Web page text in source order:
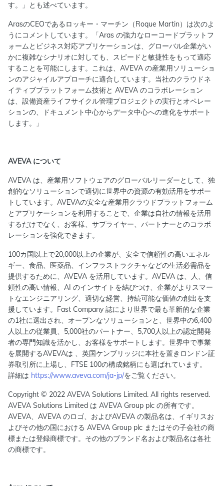
す。」とも述べています。
ArasのCEOであるロッキー・マーチン（Roque Martin）は次のよ
うにコメントしています。「Aras の強力なローコードプラットフ
ォームとビジネス対応アプリケーションは、グローバル企業がい
かに複雑なシナリオに対しても、スピードと敏捷性をもって適応
することを可能にします。これは、AVEVA の産業用ソリューショ
ンのアジャイルアプローチに適合しています。当社のクラウドネ
イティブプラットフォーム技術と AVEVA のコラボレーション
は、設備資産ライフサイクル管理プロジェクトの実行とオペレー
ションの、ドキュメント中心からデータ中心への進化をサポート
します。」
AVEVA について
AVEVA は、産業用ソフトウェアのグローバルリーダーとして、独
創的なソリューションで適切に世界中の資源の有効活用をサポー
トしています。AVEVAの安全な産業用クラウドプラットフォーム
とアプリケーションを利用することで、企業は自社の情報を活用
するだけでなく、お客様、サプライヤー、パートナーとのコラボ
レーションを強化できます。
100カ国以上で20,000以上の企業が、安全で信頼性の高いエネル
ギー、食品、医薬品、インフラストラクチャなどの生活必需品を
提供するために、AVEVA を活用しています。AVEVA は、人、信
頼性の高い情報、AI のインサイトを結びつけ、企業がよりスマー
トなエンジニアリング、適切な経営、持続可能な価値の創出を支
援しています。Fast Company 誌により世界で最も革新的な企業
の1社に選出され、オープンなソリューションと、世界中の6,400
人以上の従業員、5,000社のパートナー、5,700人以上の認定開発
者の専門知識を活かし、お客様をサポートします。世界中で事業
を展開するAVEVAは 、英国ケンブリッジに本社を置きロンドン証
券取引所に上場し、FTSE 100の構成銘柄にも選ばれています。
詳細は https://www.aveva.com/ja-jp/をご覧ください。
Copyright © 2022 AVEVA Solutions Limited. All rights reserved.
AVEVA Solutions Limited は AVEVA Group plc の所有です。
AVEVA、AVEVA のロゴ、およびAVEVA の製品名は、イギリスお
よびその他の国における AVEVA Group plc またはその子会社の商
標または登録商標です。その他のブランド名および製品名は各社
の商標です。